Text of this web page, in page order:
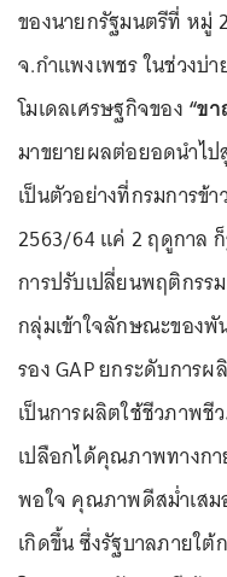
ของนายกรัฐมนตรีที่ หมู่
จ.กำแพงเพชร ในช่วงบ่
โมเดลเศรษฐกิจของ “ข
มาขยายผลต่อยอดนำไ
เป็นตัวอย่างที่กรมการข้
2563/64 แค่ 2 ฤดูกาล
การปรับเปลี่ยนพฤติกรร
กลุ่มเข้าใจลักษณะของ
รอง GAP ยกระดับการผ
เป็นการผลิตใช้ชีวภาพชี
เปลือกได้คุณภาพทางก
พอใจ คุณภาพดีสม่ำเสม
เกิดขึ้น ซึ่งรัฐบาลภายใ